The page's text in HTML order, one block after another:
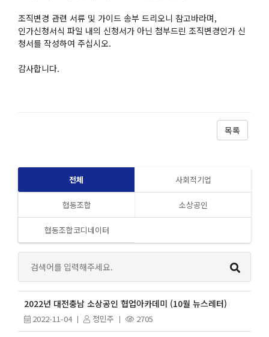
조직변경 관련 서류 및 가이드 송부 드리오니 참고바라며,
인가신청서식 파일 내의 신청서가 아닌 첨부드린 조직변경인가 신
청서를 작성하여 주십시오.
감사합니다.
목록
전체 사회적기업
협동조합 소상공인
협동조합코디네이터
2022년 대전충남 소상공인 협업아카데미 (10월 뉴스레터)
2022-11-04 정민주 2705